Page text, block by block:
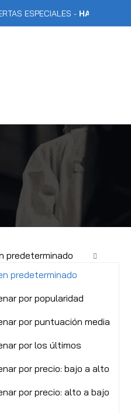
ESPECIALES -HASTA 40% DE
predeterminado
predeterminado
por popularidad
por puntuación media
por los últimos
por precio: bajo a alto
por precio: alto a bajo